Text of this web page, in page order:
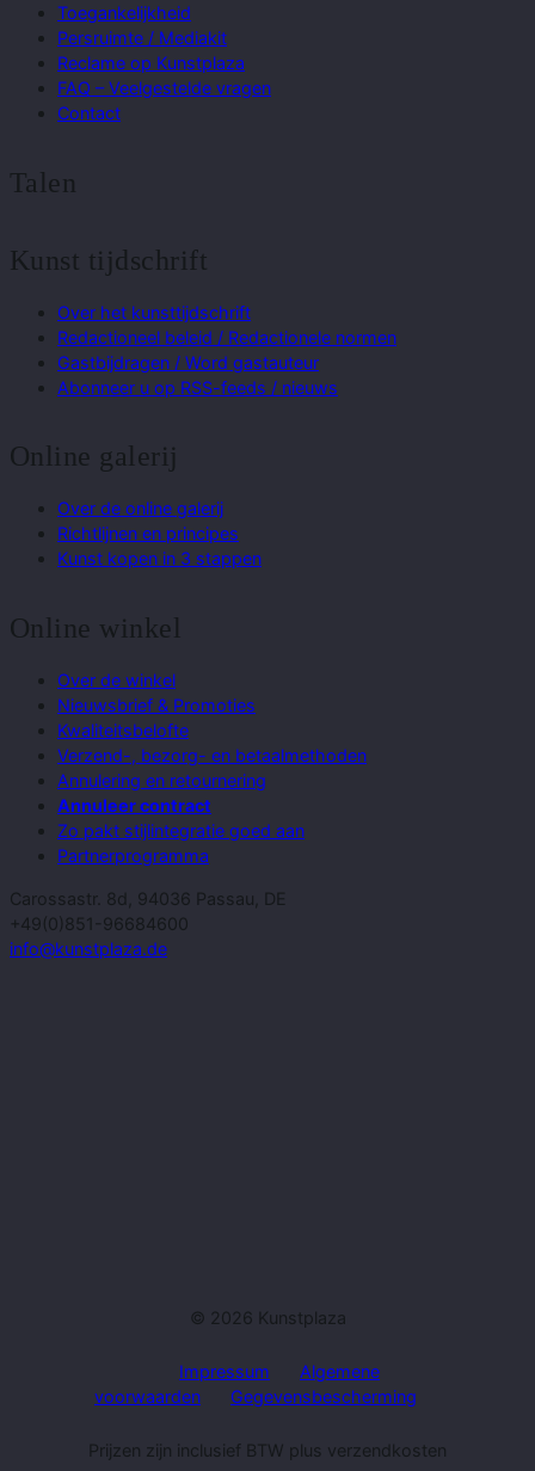
Toegankelijkheid
Persruimte / Mediakit
Reclame op Kunstplaza
FAQ – Veelgestelde vragen
Contact
Talen
Kunst tijdschrift
Over het kunsttijdschrift
Redactioneel beleid / Redactionele normen
Gastbijdragen / Word gastauteur
Abonneer u op RSS-feeds / nieuws
Online galerij
Over de online galerij
Richtlijnen en principes
Kunst kopen in 3 stappen
Online winkel
Over de winkel
Nieuwsbrief & Promoties
Kwaliteitsbelofte
Verzend-, bezorg- en betaalmethoden
Annulering en retournering
Annuleer contract
Zo pakt stijlintegratie goed aan
Partnerprogramma
Carossastr. 8d, 94036 Passau, DE
+49(0)851-96684600
info@kunstplaza.de
© 2026 Kunstplaza
Impressum
Algemene
voorwaarden
Gegevensbescherming
Prijzen zijn inclusief BTW plus verzendkosten